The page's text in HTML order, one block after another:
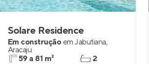
Solare Residence
Em construção em Jabutiana,
Aracaju
59 a 81 m²
2